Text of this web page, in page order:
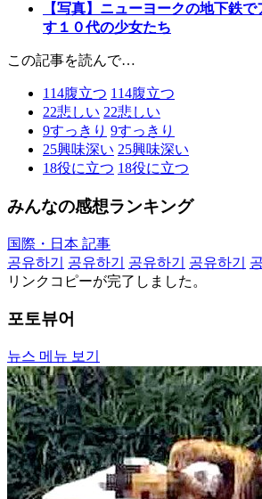
【写真】ニューヨークの地下鉄
す１０代の少女たち
この記事を読んで…
114腹立つ 114腹立つ
22悲しい 22悲しい
9すっきり 9すっきり
25興味深い 25興味深い
18役に立つ 18役に立つ
みんなの感想ランキング
国際・日本 記事
공유하기
공유하기 공유하기 공유하기
リンクコピーが完了しました。
포토뷰어
뉴스 메뉴 보기